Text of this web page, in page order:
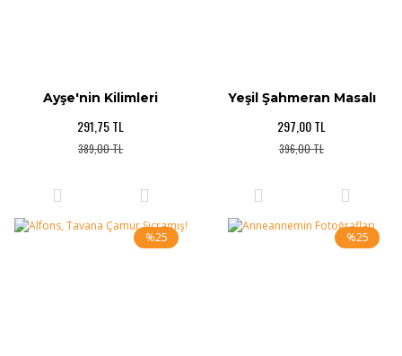
Ayşe'nin Kilimleri
291,75 TL
389,00 TL
Yeşil Şahmeran Masalı
297,00 TL
396,00 TL
%25 %25